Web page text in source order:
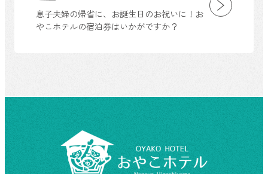
息子夫婦の帰省に、お誕生日のお祝いに！お
やこホテルの宿泊券はいかがですか？